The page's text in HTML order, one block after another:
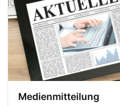
Medienmitteilung